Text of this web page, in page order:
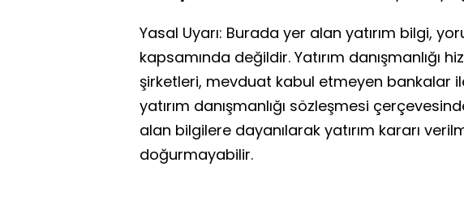
Yasal Uyarı: Burada yer alan yatırım bilgi,
kapsamında değildir. Yatırım
şirketleri, mevduat kabul etmeyen bankalar
yatırım danışmanlığı sözleşmesi
alan bilgilere dayanılarak yatırım kararı
doğurmayabilir.